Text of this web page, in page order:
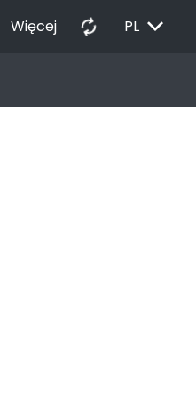
Więcej autorenew PL EXPAND_MORE